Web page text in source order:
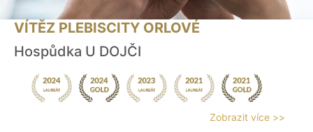
VÍTĚZ PLEBISCITY ORLOVÉ
Hospůdka U DOJČI
Zobrazit více >>